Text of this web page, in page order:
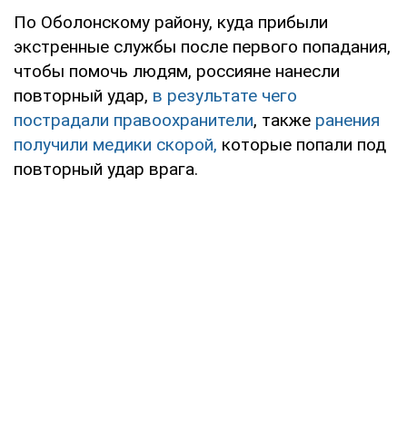
По Оболонскому району, куда прибыли
экстренные службы после первого попадания,
чтобы помочь людям, россияне нанесли
повторный удар, в результате чего
пострадали правоохранители, также ранения
получили медики скорой, которые попали под
повторный удар врага.